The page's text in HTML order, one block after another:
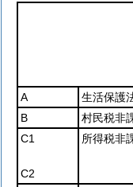
A
生活保護
B
村民税非
C1
所得税非
C2